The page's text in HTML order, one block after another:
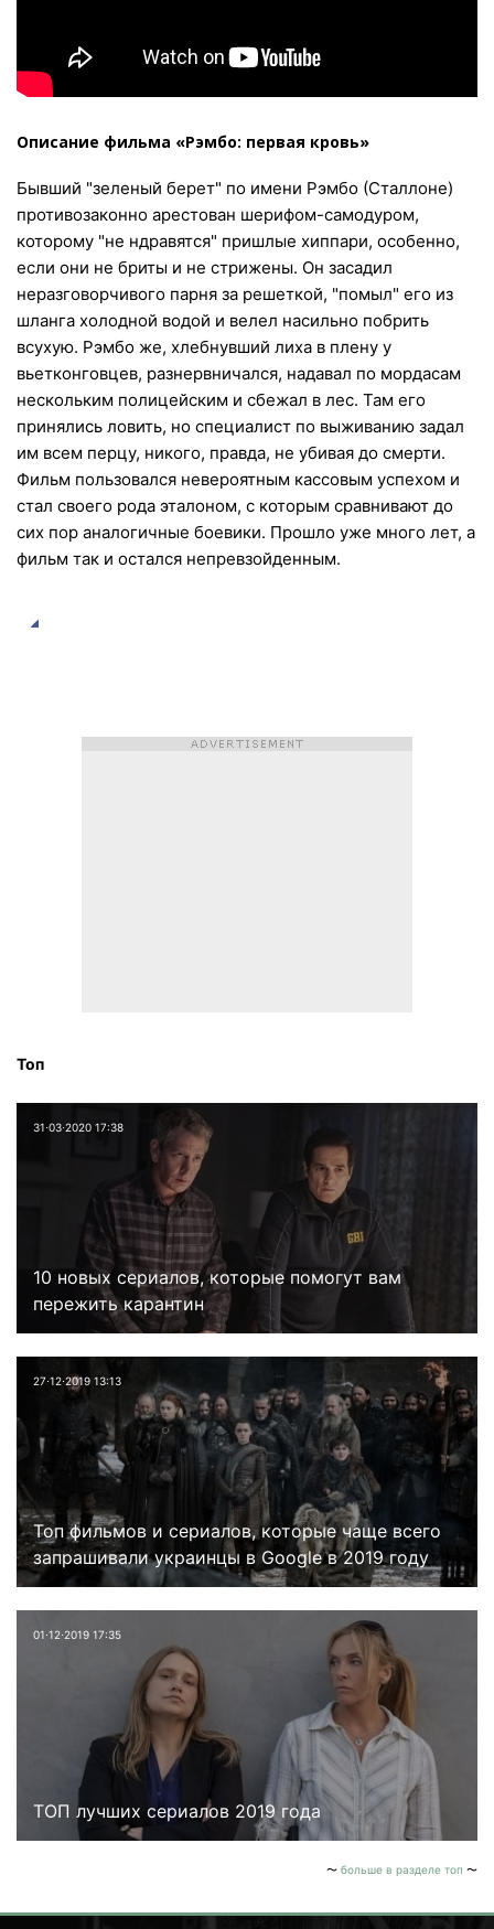
Описание фильма «Рэмбо: первая кровь»
Бывший "зеленый берет" по имени Рэмбо (Сталлоне)
противозаконно арестован шерифом-самодуром,
которому "не ндравятся" пришлые хиппари, особенно,
если они не бриты и не стрижены. Он засадил
неразговорчивого парня за решеткой, "помыл" его из
шланга холодной водой и велел насильно побрить
всухую. Рэмбо же, хлебнувший лиха в плену у
вьетконговцев, разнервничался, надавал по мордасам
нескольким полицейским и сбежал в лес. Там его
принялись ловить, но специалист по выживанию задал
им всем перцу, никого, правда, не убивая до смерти.
Фильм пользовался невероятным кассовым успехом и
стал своего рода эталоном, с которым сравнивают до
сих пор аналогичные боевики. Прошло уже много лет, а
фильм так и остался непревзойденным.
Топ
31⋅03⋅2020 17:38
10 новых сериалов, которые помогут вам
пережить карантин
27⋅12⋅2019 13:13
Топ фильмов и сериалов, которые чаще всего
запрашивали украинцы в Google в 2019 году
01⋅12⋅2019 17:35
ТОП лучших сериалов 2019 года
больше в разделе топ